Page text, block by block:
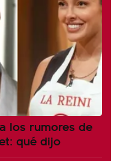
los rumores de
qué dijo